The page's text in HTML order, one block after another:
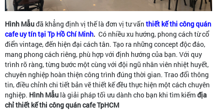
Hình Mẫuđã khẳng định vị thế là đơn vị tư vấn thiết kế thi công quán
cafe uy tín tại Tp Hồ Chí Minh. Có nhiều xu hướng, phong cách từ cổ
điển vintage, đến hiện đại cách tân. Tạo ra những concept độc đáo,
mang phong cách riêng, phù hợp với định hướng của bạn. Với quy
trình rõ ràng, từng bước một cùng với đội ngũ nhân viên nhiệt huyết,
chuyên nghiệp hoàn thiện công trình đúng thời gian. Trao đổi thông
tin, điều chỉnh chi tiết bản vẽ thiết kế đều thực hiện một cách chuyên
nghiệp. Hình Mẫu là giải pháp tối ưu dành cho bạn khi tìm kiếmđịa
chỉ thiết kế thi công quán cafe TpHCM